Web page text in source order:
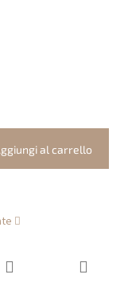
al carrello